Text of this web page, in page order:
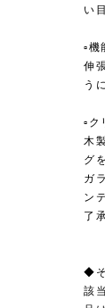
い
▫︎機
伸
う
▫︎ク
木
グ
ガ
ン
了
◆
該